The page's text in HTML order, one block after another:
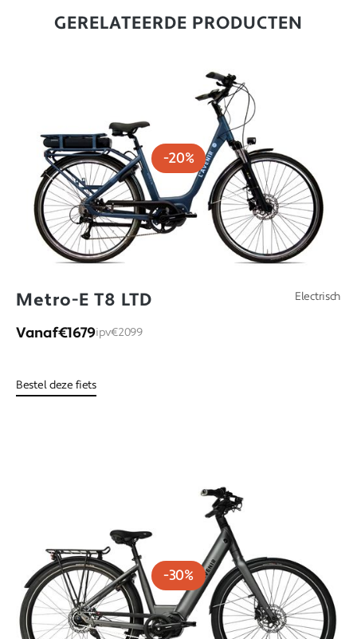
GERELATEERDE PRODUCTEN
-20%
Metro-E T8 LTD
Vanaf€1679ipv€2099
Electrisch
Bestel deze fiets
-30%